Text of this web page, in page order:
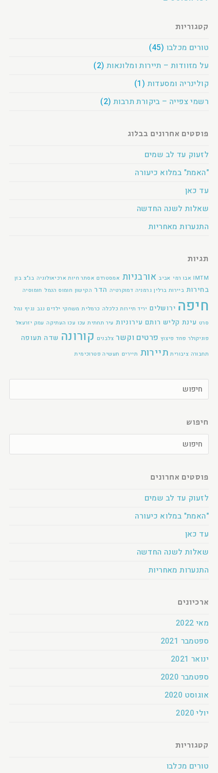
קטגוריות
טורים מכלבו (45)
על מזוודות – תיירות ומלונאות (2)
קולינריה ומסעדות (1)
רשמי צפייה – ביקורת תרבות (2)
פוסטים אחרונים בבלוג
לזעוק עד לב שמים
"האמת" במלוא כיעורה
עד כאן
שאלות לשנה החדשה
התנערות מאחריות
תגיות
IMTM אבו רמי אביב אורבניות אמסטרדם אסתר חיות ארכיאולוגיה בג"צ בזן
בחירות ביירות ברלין גרמניה דמוקרטיה הדר הקישון חומוס הנמל חומוסיה
חיפה ירושלים יריד תיירות כלכלה כרמלית משחקי ילדים נגב נגיף נמל
סרט עינת קליש רותם עירוניות עיר תחתית עכו עכו העתיקה עמק יזרעאל
פוניקולר פחד פיצוץ פרטים וקשר צלבנים קורונה שדה תעופה
תחבורה ציבורית תיירות תיירים תעשיה פטרוכימית
חיפוש
פוסטים אחרונים
לזעוק עד לב שמים
"האמת" במלוא כיעורה
עד כאן
שאלות לשנה החדשה
התנערות מאחריות
ארכיונים
מאי 2022
ספטמבר 2021
ינואר 2021
ספטמבר 2020
אוגוסט 2020
יולי 2020
קטגוריות
טורים מכלבו